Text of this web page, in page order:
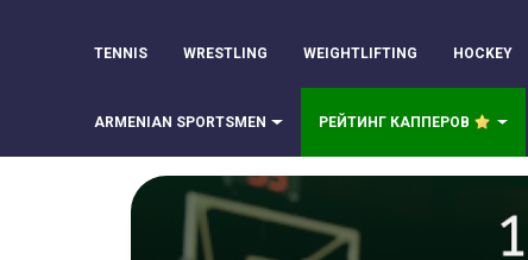
TENNIS WRESTLING WEIGHTLIFTING HOCKEY
ARMENIAN SPORTSMEN РЕЙТИНГ КАППЕРОВ